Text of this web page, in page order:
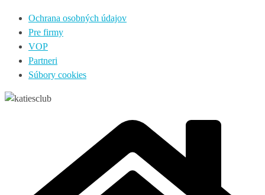
Ochrana osobných údajov
Pre firmy
VOP
Partneri
Súbory cookies